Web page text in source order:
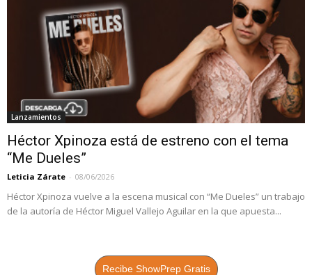
Lanzamientos
Héctor Xpinoza está de estreno con el tema
“Me Dueles”
Leticia Zárate - 08/06/2026
Héctor Xpinoza vuelve a la escena musical con “Me Dueles” un trabajo
de la autoría de Héctor Miguel Vallejo Aguilar en la que apuesta...
Recibe ShowPrep Gratis